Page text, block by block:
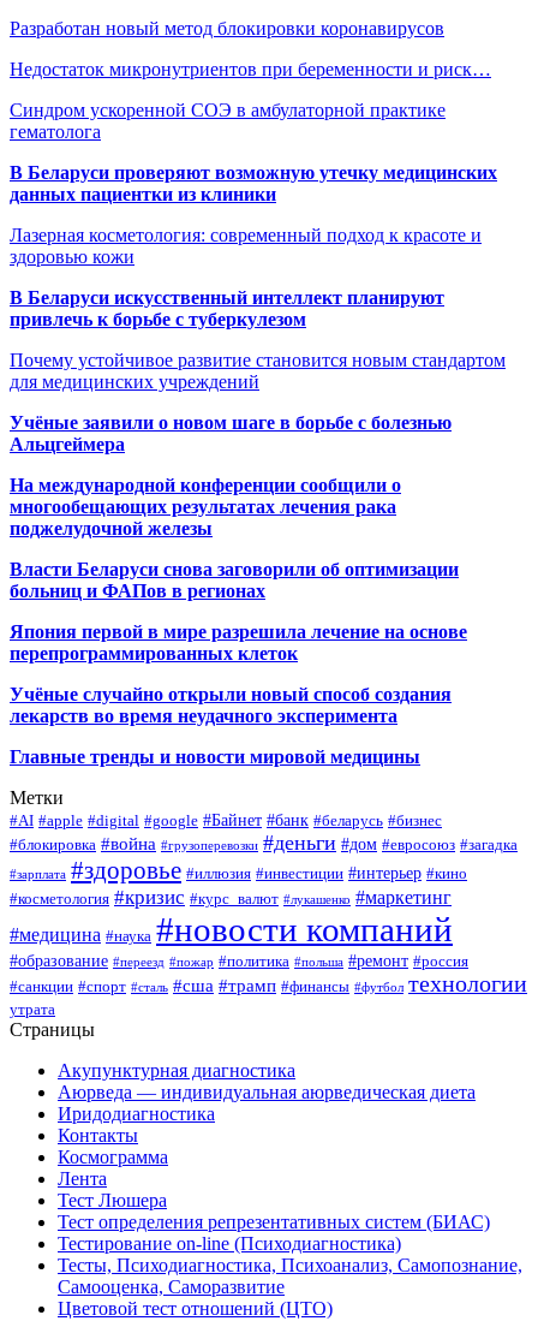
Разработан новый метод блокировки коронавирусов
Недостаток микронутриентов при беременности и риск…
Синдром ускоренной СОЭ в амбулаторной практике
гематолога
В Беларуси проверяют возможную утечку медицинских
данных пациентки из клиники
Лазерная косметология: современный подход к красоте и
здоровью кожи
В Беларуси искусственный интеллект планируют
привлечь к борьбе с туберкулезом
Почему устойчивое развитие становится новым стандартом
для медицинских учреждений
Учёные заявили о новом шаге в борьбе с болезнью
Альцгеймера
На международной конференции сообщили о
многообещающих результатах лечения рака
поджелудочной железы
Власти Беларуси снова заговорили об оптимизации
больниц и ФАПов в регионах
Япония первой в мире разрешила лечение на основе
перепрограммированных клеток
Учёные случайно открыли новый способ создания
лекарств во время неудачного эксперимента
Главные тренды и новости мировой медицины
Метки
#AI #apple #digital #google #Байнет #банк #беларусь #бизнес
#блокировка #война #грузоперевозки #деньги #дом #евросоюз #загадка
#зарплата #здоровье #иллюзия #инвестиции #интерьер #кино
#косметология #кризис #курс_валют #лукашенко #маркетинг
#медицина #наука #новости компаний
#образование #переезд #пожар #политика #польша #ремонт #россия
#санкции #спорт #сталь #сша #трамп #финансы #футбол технологии
утрата
Страницы
Акупунктурная диагностика
Аюрведа — индивидуальная аюрведическая диета
Иридодиагностика
Контакты
Космограмма
Лента
Тест Люшера
Тест определения репрезентативных систем (БИАС)
Тестирование on-line (Психодиагностика)
Тесты, Психодиагностика, Психоанализ, Самопознание,
Самооценка, Саморазвитие
Цветовой тест отношений (ЦТО)